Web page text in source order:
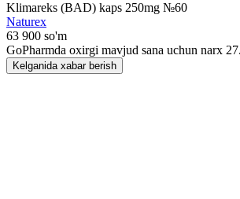
Klimareks (BAD) kaps 250mg №60
Naturex
63 900 so'm
GoPharmda oxirgi mavjud sana uchun narx
Kelganida xabar berish